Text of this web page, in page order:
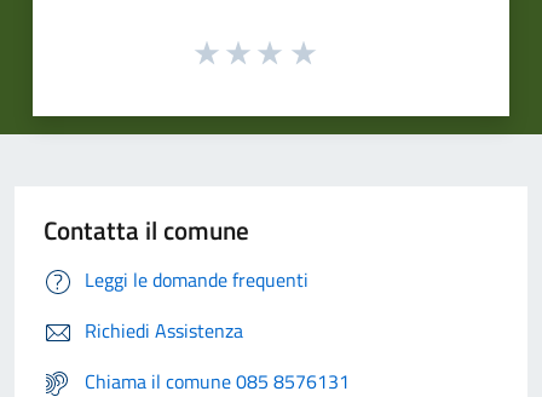
Contatta il comune
Leggi le domande frequenti
Richiedi Assistenza
Chiama il comune 085 8576131